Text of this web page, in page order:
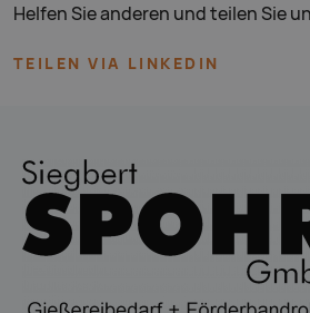
Helfen Sie anderen und teilen Sie
TEILEN VIA LINKEDIN